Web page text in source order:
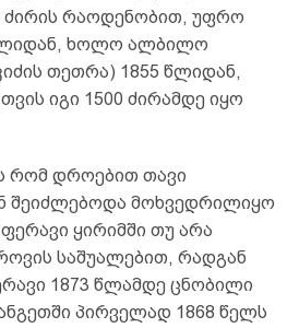
ძირის რაოდენობით, უფრო
ხოლო ალბილო
თეთრა) 1855 წლიდან,
იგი 1500 ძირამდე იყო
რომ დროებით თავი
შეიძლებოდა მოხვედრილიყო
ყირიმში თუ არა
საშუალებით, რადგან
1873 წლამდე ცნობილი
პირველად 1868 წელს